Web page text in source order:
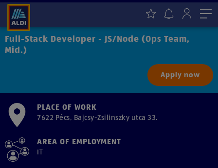
Full-Stack Developer - JS/Node (Ops Team,
Mid.)
Apply now
PLACE OF WORK
7622 Pécs, Bajcsy-Zsilinszky utca 33.
AREA OF EMPLOYMENT
IT